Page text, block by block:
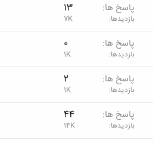
پاسخ ها 13
بازدیدها 7K
پاسخ ها 0
بازدیدها 1K
پاسخ ها 2
بازدیدها 1K
پاسخ ها 44
بازدیدها 14K